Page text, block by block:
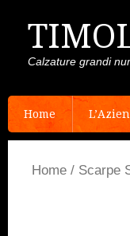
Calzature grandi
Home
Home / Scarpe